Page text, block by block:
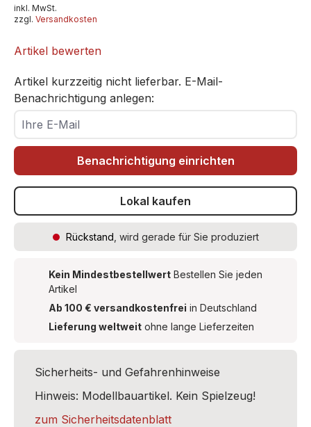
inkl. MwSt.
zzgl. Versandkosten
Artikel bewerten
Artikel kurzzeitig nicht lieferbar. E-Mail-
Benachrichtigung anlegen:
Ihre E-Mail
Benachrichtigung einrichten
Lokal kaufen
Rückstand , wird gerade für Sie produziert
Kein Mindestbestellwert Bestellen Sie jeden
Artikel
Ab 100 € versandkostenfrei in Deutschland
Lieferung weltweit ohne lange Lieferzeiten
Sicherheits- und Gefahrenhinweise
Hinweis: Modellbauartikel. Kein Spielzeug!
zum Sicherheitsdatenblatt